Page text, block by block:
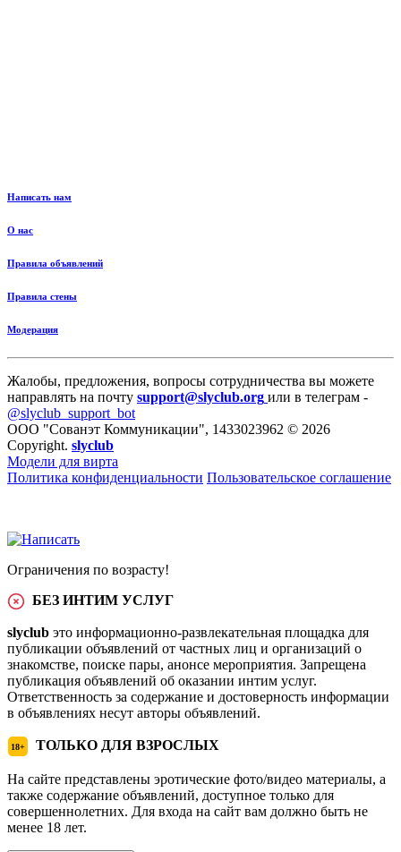
Написать нам
О нас
Правила объявлений
Правила стены
Модерация
Жалобы, предложения, вопросы сотрудничества вы можете
направлять на почту support@slyclub.org или в телеграм -
@slyclub_support_bot
ООО "Сованэт Коммуникации", 1433023962 © 2026
Copyright. slyclub
Модели для вирта
Политика конфиденциальности Пользовательское соглашение
Ограничения по возрасту!
БЕЗ ИНТИМ УСЛУГ
slyclub это информационно-развлекательная площадка для
публикации объявлений от частных лиц и организаций о
знакомстве, поиске пары, анонсе мероприятия. Запрещена
публикация объявлений об оказании интим услуг.
Ответственность за содержание и достоверность информации
в объявлениях несут авторы объявлений.
18+ ТОЛЬКО ДЛЯ ВЗРОСЛЫХ
На сайте представлены эротические фото/видео материалы, а
также содержание объявлений, доступное только для
совершеннолетних. Для входа на сайт вам должно быть не
менее 18 лет.